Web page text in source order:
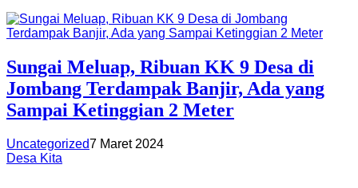
Sungai Meluap, Ribuan KK 9 Desa di
Jombang Terdampak Banjir, Ada yang
Sampai Ketinggian 2 Meter
Uncategorized7 Maret 2024
Desa Kita